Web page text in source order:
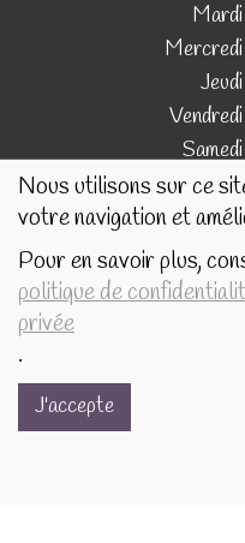
Nous utilisons sur ce
votre navigation et
Pour en savoir plus,
politique de
privée
.
J'accepte
Mercredi
Les images présentées
sur ce site ne sont pas